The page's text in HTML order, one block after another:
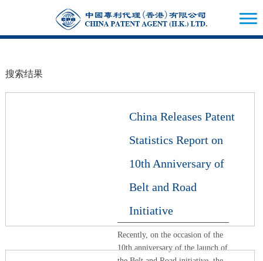
搜索结果
China Releases Patent
Statistics Report on
10th Anniversary of
Belt and Road
Initiative
Recently, on the occasion of the
10th anniversary of the launch of